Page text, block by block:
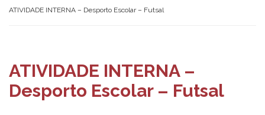
ATIVIDADE INTERNA – Desporto Escolar – Futsal
ATIVIDADE INTERNA –
Desporto Escolar – Futsal